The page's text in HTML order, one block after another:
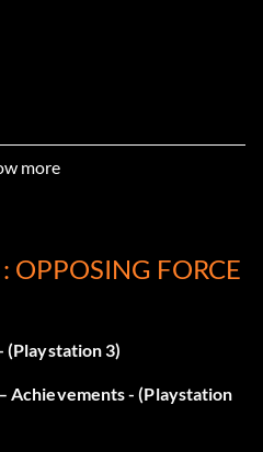
more
OPPOSING FORCE
3)
Achievements - (Playstation